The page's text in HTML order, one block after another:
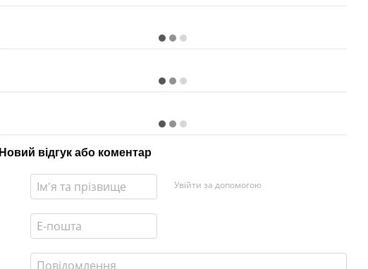
Новий відгук або коментар
Увійти за допомогою